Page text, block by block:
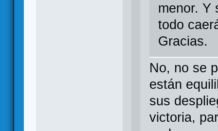
menor. Y
todo
Gracias.
No, no se
están
sus
victoria,